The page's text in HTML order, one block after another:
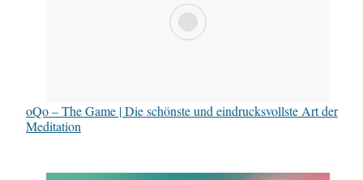
oQo – The Game | Die schönste und eindrucksvollste Art der
Meditation